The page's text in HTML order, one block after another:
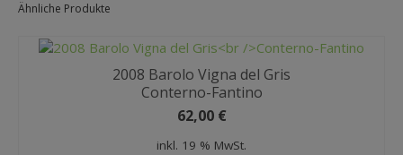
Ähnliche Produkte
2008 Barolo Vigna del Gris
Conterno-Fantino
62,00 €
inkl. 19 % MwSt.